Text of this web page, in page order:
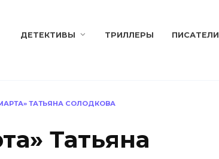
ДЕТЕКТИВЫ ТРИЛЛЕРЫ ПИСАТЕЛИ
ТАТЬЯНА СОЛОДКОВА
Татьяна